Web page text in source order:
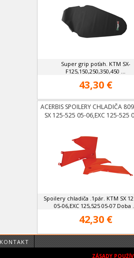
Super grip poťah. KTM SX-
F125,150,250,350,450 ...
43,30 €
ACERBIS SPOILERY CHLADIČA
SX 125-525 05-06,EXC 125-525
Spoilery chladiča .1pár. KTM SX
05-06,EXC 125,525 05-07 Doba
42,30 €
KONTAKT
ZÁSADY